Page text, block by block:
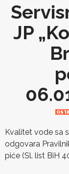
JP
Kvalitet vode sa
odgovara
piće (Sl. list BiH